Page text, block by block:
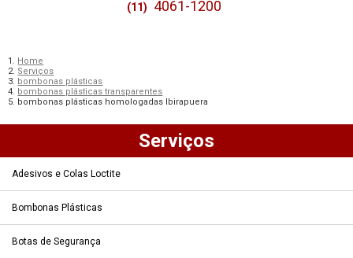
(11) 4061-1200
Home
Serviços
bombonas plásticas
bombonas plásticas transparentes
bombonas plásticas homologadas Ibirapuera
Serviços
Adesivos e Colas Loctite
Bombonas Plásticas
Botas de Segurança